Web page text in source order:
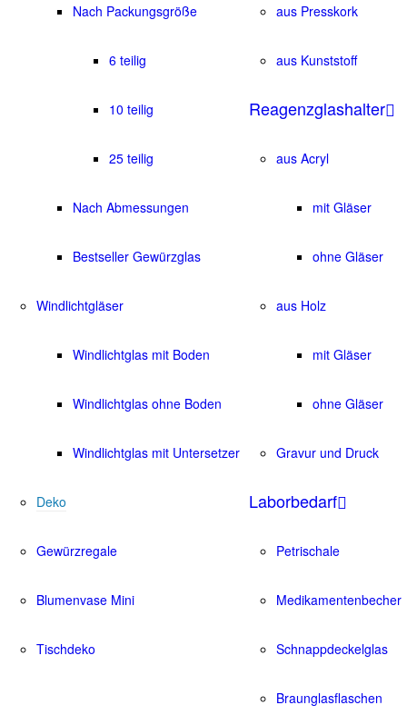
Nach Packungsgröße
6 teilig
10 teilig
25 teilig
Nach Abmessungen
Bestseller Gewürzglas
Windlichtgläser
Windlichtglas mit Boden
Windlichtglas ohne Boden
Windlichtglas mit Untersetzer
Deko
Gewürzregale
Blumenvase Mini
Tischdeko
aus Presskork
aus Kunststoff
Reagenzglashalter
aus Acryl
mit Gläser
ohne Gläser
aus Holz
mit Gläser
ohne Gläser
Gravur und Druck
Laborbedarf
Petrischale
Medikamentenbecher
Schnappdeckelglas
Braunglasflaschen